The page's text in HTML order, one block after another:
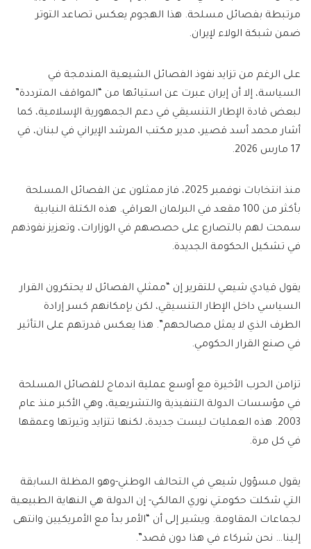
مرتبطة بفصائل مسلحة. هذا الهجوم يعكس تصاعد التوتر
ضمن شبكة الولاء لإيران.
على الرغم من تزايد نفوذ الفصائل الشيعية المندمجة في
السياسة، إلا أن إيران عبرت عن استيائها من “المواقف المترددة”
لبعض قادة الإطار التنسيقي في دعم الجمهورية الإسلامية، كما
أشار محمد أسد قصير، مدير مكتب المرشد الإيراني في لبنان، في
17 مارس 2026.
منذ انتخابات نوفمبر 2025، فاز ممثلون عن الفصائل المسلحة
بأكثر من 100 مقعد في البرلمان العراقي. هذه الكتلة النيابية
سمحت لهم بالتصارع على حصصهم في الوزارات، وتعزيز نفوذهم
في تشكيل الحكومة الجديدة.
يقول قيادي شيعي للتقرير إن “ممثلي الفصائل لا يحتكرون القرار
السياسي داخل الإطار التنسيقي، لكن بإمكانهم كسر إرادة
الطرف الذي لا يمثل مصالحهم”. هذا يعكس قدرتهم على التأثير
في صنع القرار الحكومي.
تزامن الحرب الأخيرة مع أوسع عملية اندماج للفصائل المسلحة
في مؤسسات الدولة التنفيذية والتشريعية، وهي الأكبر منذ عام
2003. هذه العمليات ليست جديدة، لكنها تتزايد وتيرتها وعمقها
في كل مرة.
يقول مسؤول شيعي في التحالف الوطني-وهو المظلة السابقة
التي شكلت حكومتي نوري المالكي- إن الدولة هي النهاية الطبيعية
لجماعات المقاومة. ويشير إلى أن “الأمر بدأ مع الأمريكيين وانتهى
إلينا… نحن شركاء في هذا دون قصد”.